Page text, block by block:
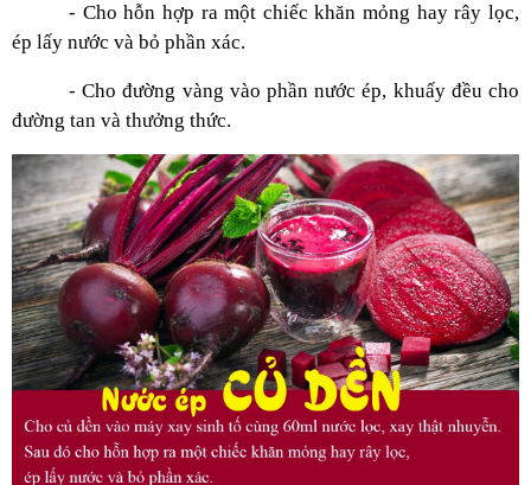
- Cho hỗn hợp ra một chiếc khăn mỏng hay rây lọc,
ép lấy nước và bỏ phần xác.
- Cho đường vàng vào phần nước ép, khuấy đều cho
đường tan và thưởng thức.